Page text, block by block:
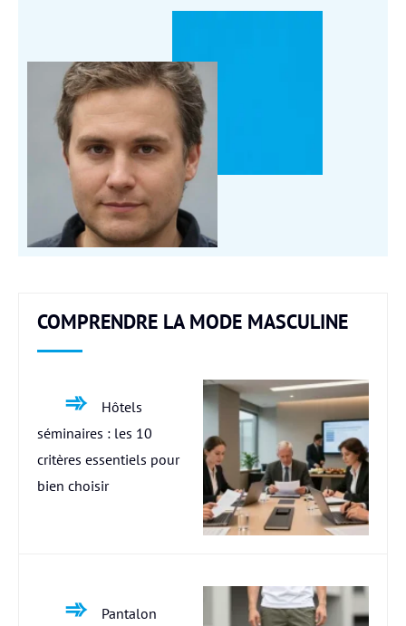
COMPRENDRE LA MODE MASCULINE
Hôtels
séminaires : les 10
critères essentiels pour
bien choisir
Pantalon